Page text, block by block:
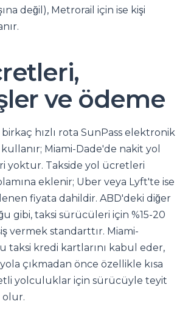
değil), Metrorail için ise kişi
ve ödeme
birkaç hızlı rota SunPass elektronik
Miami-Dade'de nakit yol
yoktur. Takside yol ücretleri
eklenir; Uber veya Lyft'te ise
fiyata dahildir. ABD'deki diğer
gibi, taksi sürücüleri için %15-20
vermek standarttır. Miami-
taksi kredi kartlarını kabul eder,
çıkmadan önce özellikle kısa
yolculuklar için sürücüyle teyit
olur.